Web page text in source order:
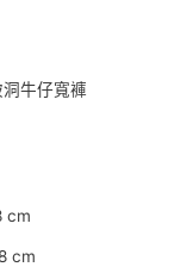
牛仔寬褲
cm
cm